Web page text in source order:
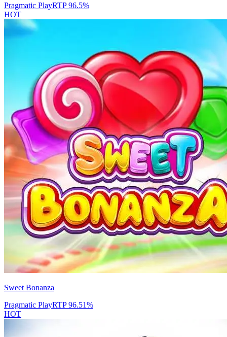
Pragmatic PlayRTP96.5%
HOT
Sweet Bonanza
Pragmatic PlayRTP96.51%
HOT